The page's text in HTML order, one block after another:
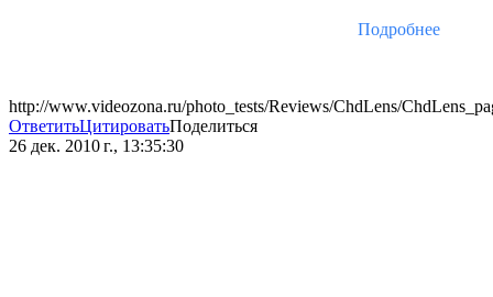
Подробнее
http://www.videozona.ru/photo_tests/Reviews/ChdLens/
ОтветитьЦитироватьПоделиться
26 дек. 2010 г., 13:35:30